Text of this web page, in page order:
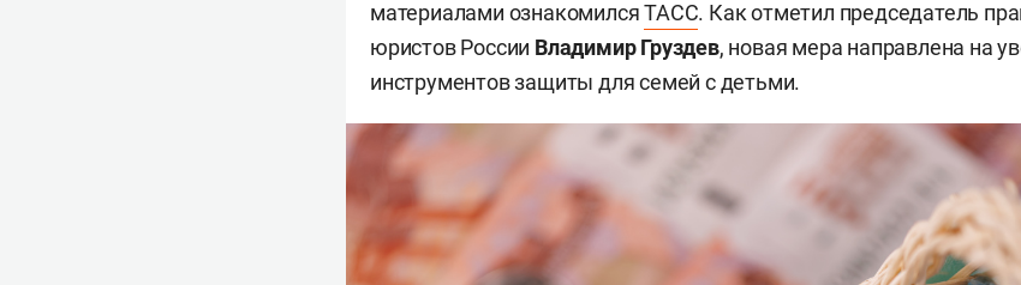
материалами ознакомилсяТАСС. Как отметил председатель
юристов России Владимир Груздев, новая мера направлена на
инструментов защиты для семей с детьми.